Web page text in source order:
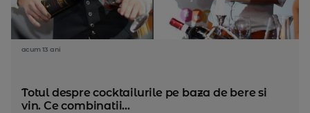
acum 13 ani
Totul despre cocktailurile pe baza de bere si
vin. Ce combinatii...